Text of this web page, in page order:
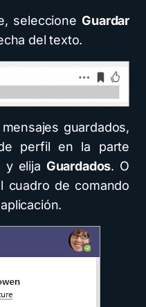
seleccioneGuardar
del texto.
guardados,
perfil en la parte
y elija Guardados. O
de comando